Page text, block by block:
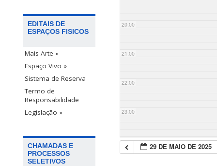
EDITAIS DE
ESPAÇOS FISICOS
Mais Arte »
Espaço Vivo »
Sistema de Reserva
Termo de
Responsabilidade
Legislação »
CHAMADAS E
PROCESSOS
SELETIVOS
20:00
21:00
22:00
23:00
29 DE MAIO DE 2025